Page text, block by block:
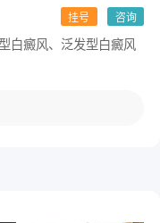
咨询
挂号
白癜风、泛发型白癜风